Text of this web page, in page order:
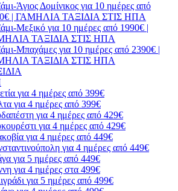
Άγιος Δομίνικος για 10 ημέρες από
| ΓΑΜΗΛΙΑ ΤΑΞΙΔΙΑ ΣΤΙΣ ΗΠΑ
Μεξικό για 10 ημέρες από 1990€ |
ΤΑΞΙΔΙΑ ΣΤΙΣ ΗΠΑ
Μπαχάμες για 10 ημέρες από 2390€ |
ΤΑΞΙΔΙΑ ΣΤΙΣ ΗΠΑ
για 4 ημέρες από 399€
για 4 ημέρες από 399€
για 4 ημέρες από 429€
για 4 ημέρες από 429€
για 4 ημέρες από 449€
για 4 ημέρες από 449€
για 5 ημέρες από 449€
για 4 ημέρες στα 499€
για 5 ημέρες από 499€